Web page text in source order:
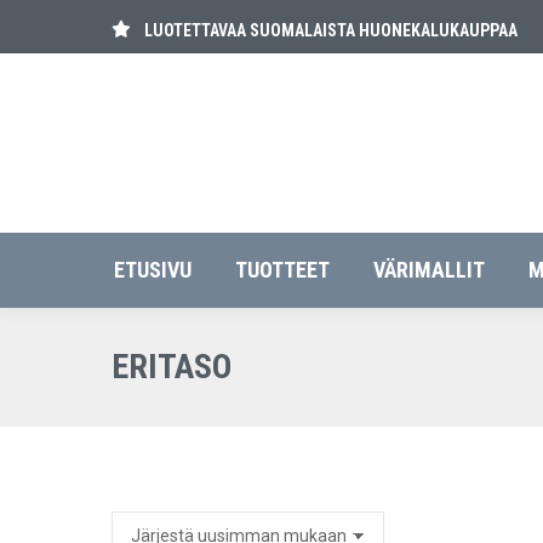
LUOTETTAVAA SUOMALAISTA HUONEKALUKAUPPAA
ETUSIVU TUOTTEET VÄRIMALLIT
ERITASO